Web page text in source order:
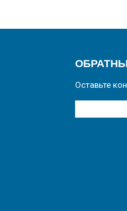
Оставьте